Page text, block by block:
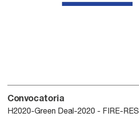
Convocatoria
H2020-Green Deal-2020 - FIRE-RES